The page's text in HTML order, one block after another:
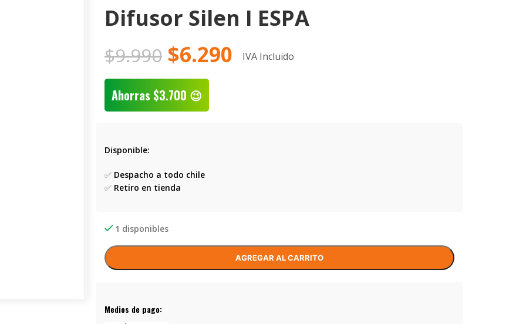
Difusor Silen I ESPA
$9.990 $6.290 IVA Incluido
Ahorras $3.700 😉
Disponible:
✅ Despacho a todo chile
✅ Retiro en tienda
1 disponibles
AGREGAR AL CARRITO
Medios de pago: